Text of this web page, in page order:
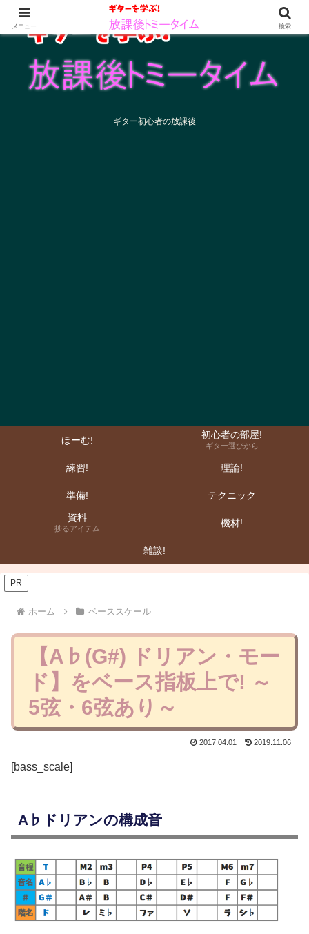
ギター初心者の放課後
ほーむ! 初心者の部屋!
ギター選びから
練習! 理論!
準備!
テクニック
資料
捗るアイテム 機材!
雑談!
PR
ホーム ベーススケール
【A♭(G#) ドリアン・モー
ド】をベース指板上で! ～
5弦・6弦あり～
2017.04.01 2019.11.06
[bass_scale]
A♭ドリアンの構成音
メニュー 検索